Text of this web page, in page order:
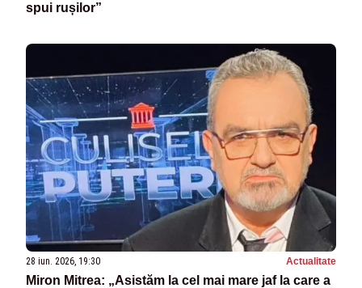
spui rușilor”
28 iun. 2026, 19:30 Actualitate
Miron Mitrea: „Asistăm la cel mai mare jaf la care a